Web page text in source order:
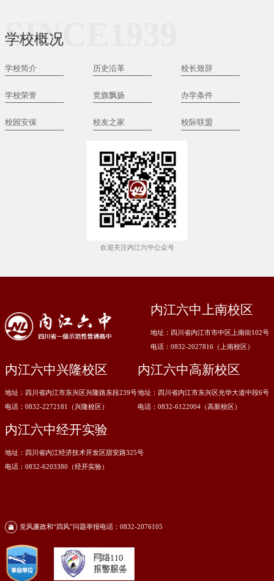
SINCE1939
学校概况
学校简介 历史沿革 校长致辞
学校荣誉 党旗飘扬 办学条件
校园安保 校友之家 校际联盟
欢迎关注内江六中公众号
内江六中上南校区
地址：四川省内江市市中区上南街102号
电话：0832-2027816（上南校区）
内江六中兴隆校区
地址：四川省内江市东兴区兴隆路东段239号
电话：0832-2272181（兴隆校区）
内江六中高新校区
地址：四川省内江市东兴区光华大道中段6号
电话：0832-6122004（高新校区）
内江六中经开实验
地址：四川省内江经济技术开发区甜安路325号
电话：0832-6203380（经开实验）
党风廉政和“四风”问题举报电话：0832-2076105